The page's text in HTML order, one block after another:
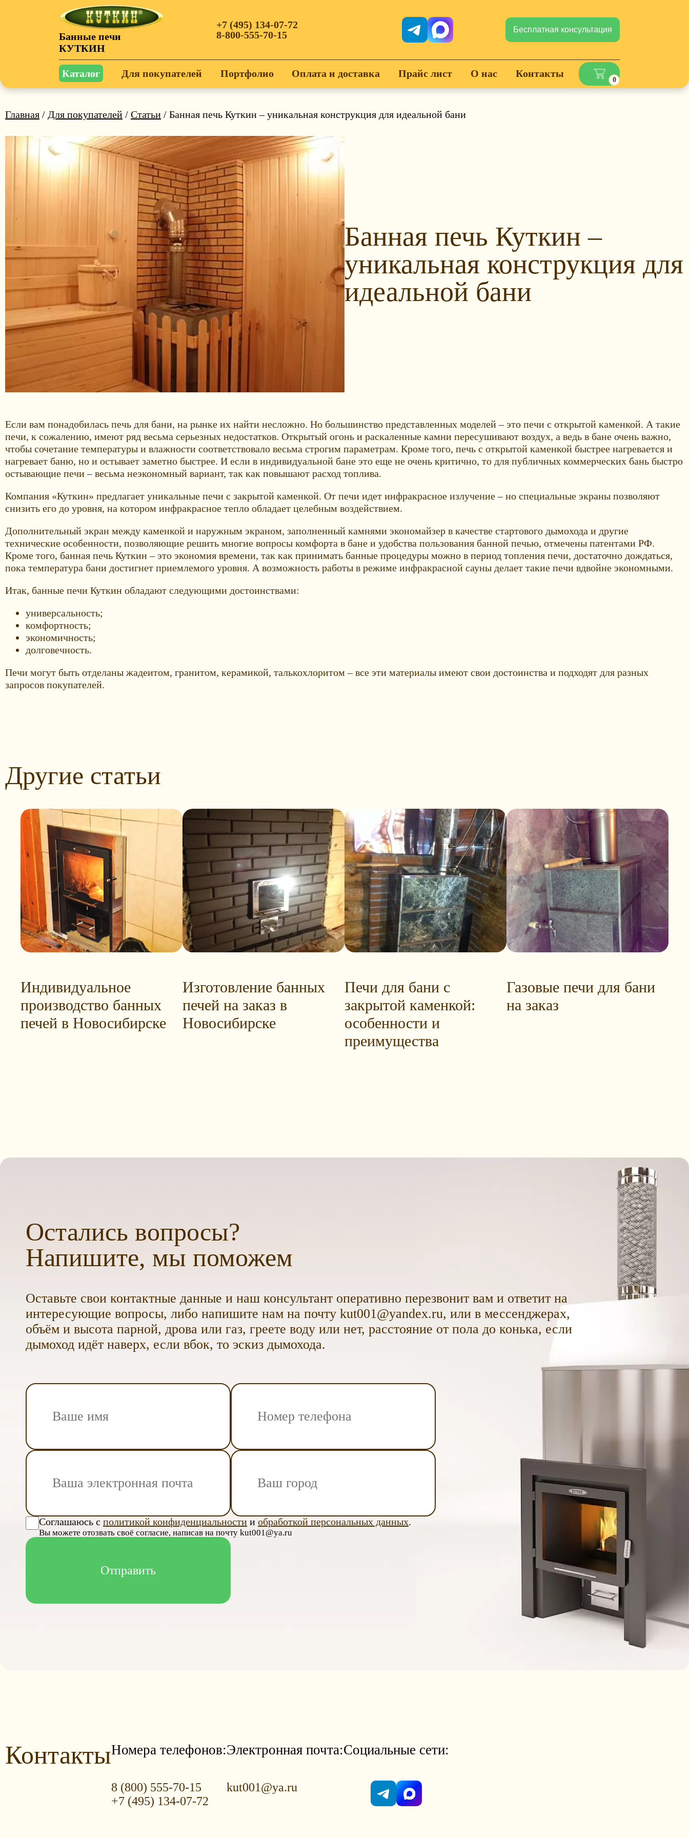
Банные печи
КУТКИН
+7 (495) 134-07-72
8-800-555-70-15
Бесплатная консультация
Каталог Для покупателей Портфолио Оплата и доставка Прайс лист О нас Контакты
0
Главная / Для покупателей / Статьи / Банная печь Куткин – уникальная конструкция для идеальной бани
Банная печь Куткин –
уникальная конструкция для
идеальной бани
Если вам понадобилась печь для бани, на рынке их найти несложно. Но большинство представленных моделей – это печи с открытой каменкой. А такие
печи, к сожалению, имеют ряд весьма серьезных недостатков. Открытый огонь и раскаленные камни пересушивают воздух, а ведь в бане очень важно,
чтобы сочетание температуры и влажности соответствовало весьма строгим параметрам. Кроме того, печь с открытой каменкой быстрее нагревается и
нагревает баню, но и остывает заметно быстрее. И если в индивидуальной бане это еще не очень критично, то для публичных коммерческих бань быстро
остывающие печи – весьма неэкономный вариант, так как повышают расход топлива.
Компания «Куткин» предлагает уникальные печи с закрытой каменкой. От печи идет инфракрасное излучение – но специальные экраны позволяют
снизить его до уровня, на котором инфракрасное тепло обладает целебным воздействием.
Дополнительный экран между каменкой и наружным экраном, заполненный камнями экономайзер в качестве стартового дымохода и другие
технические особенности, позволяющие решить многие вопросы комфорта в бане и удобства пользования банной печью, отмечены патентами РФ.
Кроме того, банная печь Куткин – это экономия времени, так как принимать банные процедуры можно в период топления печи, достаточно дождаться,
пока температура бани достигнет приемлемого уровня. А возможность работы в режиме инфракрасной сауны делает такие печи вдвойне экономными.
Итак, банные печи Куткин обладают следующими достоинствами:
универсальность;
комфортность;
экономичность;
долговечность.
Печи могут быть отделаны жадеитом, гранитом, керамикой, талькохлоритом – все эти материалы имеют свои достоинства и подходят для разных
запросов покупателей.
Другие статьи
Индивидуальное
производство банных
печей в Новосибирске
Изготовление банных
печей на заказ в
Новосибирске
Печи для бани с
закрытой каменкой:
особенности и
преимущества
Газовые печи для бани
на заказ
Остались вопросы?
Напишите, мы поможем
Оставьте свои контактные данные и наш консультант оперативно перезвонит вам и ответит на
интересующие вопросы, либо напишите нам на почту kut001@yandex.ru, или в мессенджерах,
объём и высота парной, дрова или газ, греете воду или нет, расстояние от пола до конька, если
дымоход идёт наверх, если вбок, то эскиз дымохода.
Соглашаюсь с политикой конфиденциальности и обработкой персональных данных.
Вы можете отозвать своё согласие, написав на почту kut001@ya.ru
КонтактыНомера телефонов:
8 (800) 555-70-15
+7 (495) 134-07-72
Электронная почта:
kut001@ya.ru
Социальные сети: